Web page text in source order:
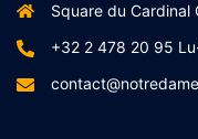
Square du Cardinal
+32 2 478 20 95